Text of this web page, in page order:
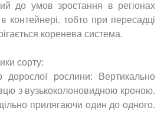
до умов зростання в регіонах
контейнері. тобто при пересадці
коренева система.
сорту:
рослини: Вертикально
з вузькоколоновидною кроною.
прилягаючи один до одного.